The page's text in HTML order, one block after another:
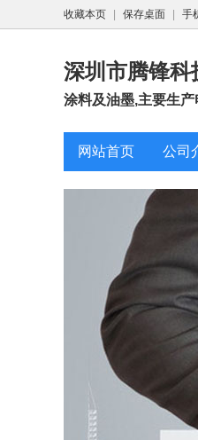
收藏本页 保存桌面 手
深圳市腾锋科
涂料及油墨,主要生
网站首页 公司